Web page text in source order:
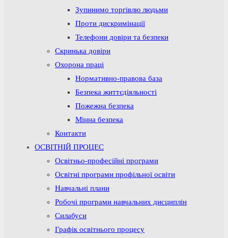
Зупинимо торгівлю людьми
Проти дискримінації
Телефони довіри та безпеки
Скринька довіри
Охорона праці
Нормативно-правова база
Безпека життєдіяльності
Пожежна безпека
Мінна безпека
Контакти
ОСВІТНІЙ ПРОЦЕС
Освітньо-професійні програми
Освітні програми профільної освіти
Навчальні плани
Робочі програми навчальних дисциплін
Силабуси
Графік освітнього процесу